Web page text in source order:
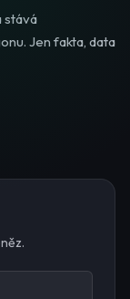
stává
Jen fakta, data